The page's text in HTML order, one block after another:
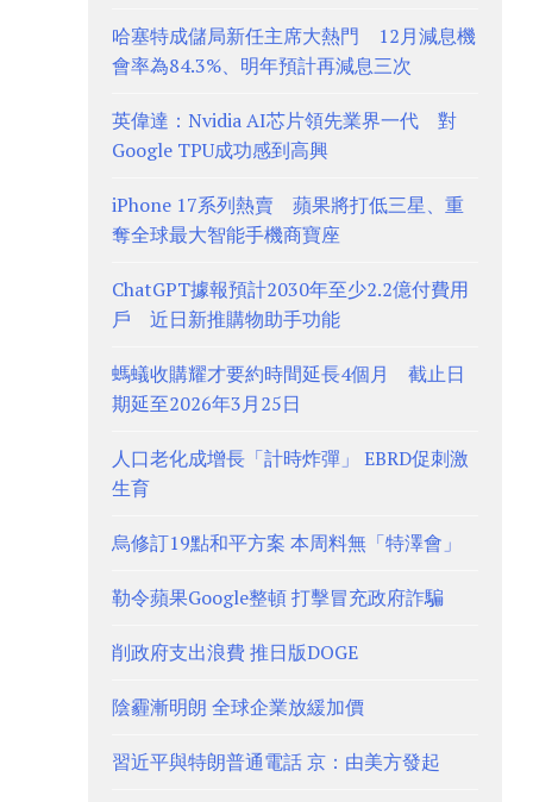
哈塞特成儲局新任主席大熱門 12月減息機
會率為84.3%、明年預計再減息三次
英偉達：Nvidia AI芯片領先業界一代 對
Google TPU成功感到高興
iPhone 17系列熱賣 蘋果將打低三星、重
奪全球最大智能手機商寶座
ChatGPT據報預計2030年至少2.2億付費用
戶 近日新推購物助手功能
螞蟻收購耀才要約時間延長4個月 截止日
期延至2026年3月25日
人口老化成增長「計時炸彈」 EBRD促刺激
生育
烏修訂19點和平方案 本周料無「特澤會」
勒令蘋果Google整頓 打擊冒充政府詐騙
削政府支出浪費 推日版DOGE
陰霾漸明朗 全球企業放緩加價
習近平與特朗普通電話 京：由美方發起